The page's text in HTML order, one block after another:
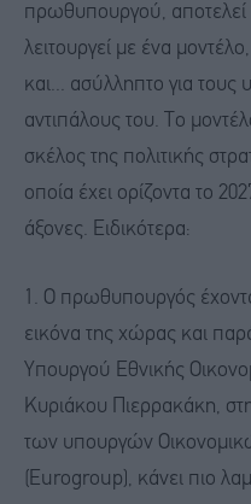
πρωθυπουργού, αποτελεί
λειτουργεί με ένα
και... ασύλληπτο για τους
αντιπάλους του. Το
σκέλος της πολιτικής
οποία έχει ορίζοντα το
άξονες. Ειδικότερα:
1. Ο πρωθυπουργός
εικόνα της χώρας και
Υπουργού Εθνικής
Κυριάκου Πιερρακάκη,
των υπουργών
(Eurogroup), κάνει πιο